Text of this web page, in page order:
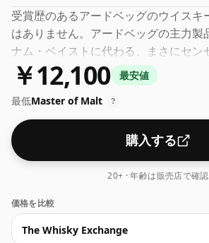
受賞歴のあるアードベッグのウイスキ
はありません。アードベッグの主力製
ナム・ベイストに代わる、まさにセン
グルモルトです。ピーティーでフルー
の風味が特徴のこのウイスキーは、個
トランド西海岸沖のコリーヴレッカン
けられたこのウイスキーに、なぜ人々
簡単にわかります。
￥12,100
最安値
最低Master of Malt ?
購入する
20+ · 年齢は販売店で確認
価格を比較
The Whisky Exchange